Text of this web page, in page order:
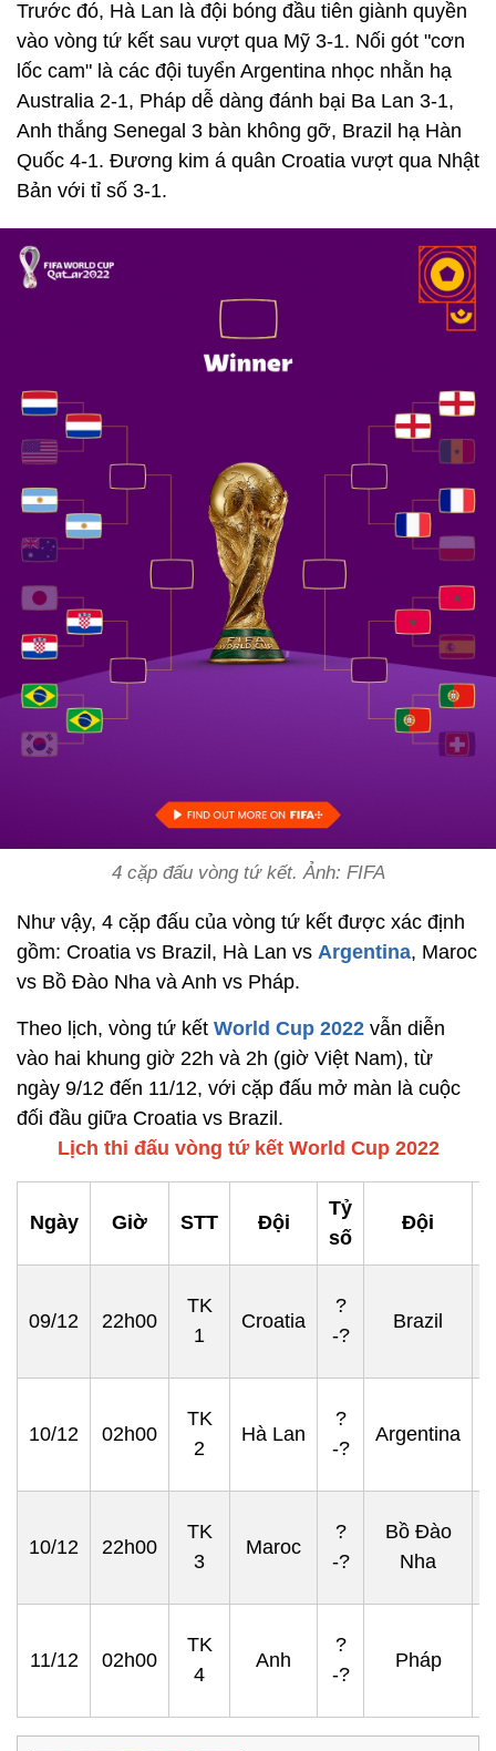
Trước đó, Hà Lan là đội bóng đầu tiên giành quyền
vào vòng tứ kết sau vượt qua Mỹ 3-1. Nối gót "cơn
lốc cam" là các đội tuyển Argentina nhọc nhằn hạ
Australia 2-1, Pháp dễ dàng đánh bại Ba Lan 3-1,
Anh thắng Senegal 3 bàn không gỡ, Brazil hạ Hàn
Quốc 4-1. Đương kim á quân Croatia vượt qua Nhật
Bản với tỉ số 3-1.
4 cặp đấu vòng tứ kết. Ảnh: FIFA
Như vậy, 4 cặp đấu của vòng tứ kết được xác định
gồm: Croatia vs Brazil, Hà Lan vs Argentina, Maroc
vs Bồ Đào Nha và Anh vs Pháp.
Theo lịch, vòng tứ kết World Cup 2022 vẫn diễn
vào hai khung giờ 22h và 2h (giờ Việt Nam), từ
ngày 9/12 đến 11/12, với cặp đấu mở màn là cuộc
đối đầu giữa Croatia vs Brazil.
Lịch thi đấu vòng tứ kết World Cup 2022
Ngày Giờ STT Đội
Tỷ
số
Đội
09/12 22h00
TK
1
Croatia
?
-?
Brazil
10/12 02h00
TK
2
Hà Lan
?
-?
Argentina
10/12 22h00
TK
3
Maroc
?
-?
Bồ Đào
Nha
11/12 02h00
TK
4
Anh
?
-?
Pháp